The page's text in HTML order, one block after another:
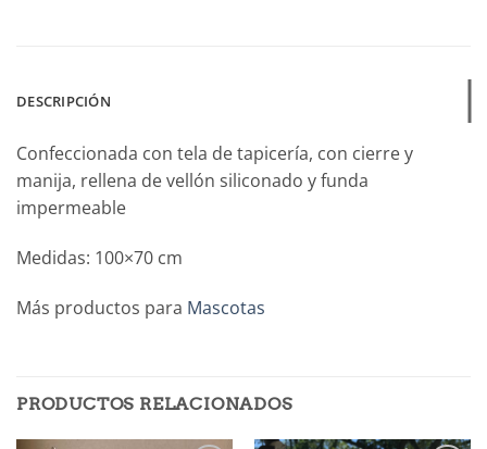
DESCRIPCIÓN
Confeccionada con tela de tapicería, con cierre y
manija, rellena de vellón siliconado y funda
impermeable
Medidas: 100×70 cm
Más productos para Mascotas
PRODUCTOS RELACIONADOS